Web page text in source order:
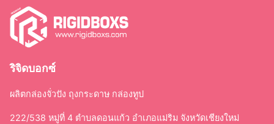
ริจิดบอกซ์
ผลิตกล่องจั่วปัง ถุงกระดาษ กล่องทูป
222/538 หมู่ที่ 4 ตำบลดอนแก้ว อำเภอแม่ริม จังหวัดเชียงใหม่